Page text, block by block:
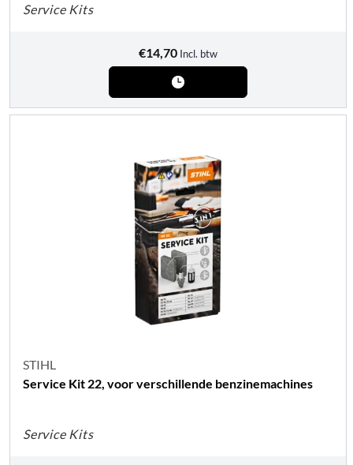
Service Kits
€14,70 Incl. btw
STIHL
Service Kit 22, voor verschillende benzinemachines
Service Kits